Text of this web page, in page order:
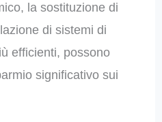
la sostituzione di
di sistemi di
efficienti, possono
significativo sui